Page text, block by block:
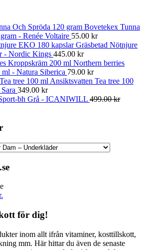
Bovetekex Tunna
- Renée Voltaire 55.00 kr
Gräsbetad Nötnjure
- Nordic Kings 445.00 kr
Northern berries
- Natura Siberica 79.00 kr
Ansiktsvatten Tea tree 100
349.00 kr
bh Grå - ICANIWILL 499.00kr
för dig!
inom allt ifrån vitaminer, kosttillskott,
mm. Här hittar du även de senaste